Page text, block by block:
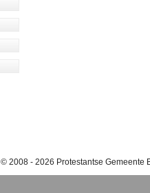
© 2008 - 2026 Protestantse Gemeente